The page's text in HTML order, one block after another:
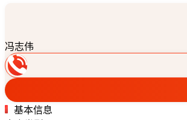
冯志伟
基本信息